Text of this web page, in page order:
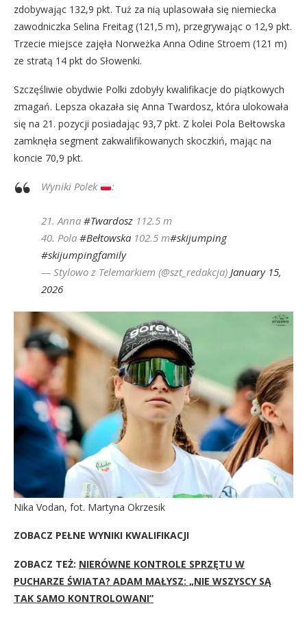
zdobywając 132,9 pkt. Tuż za nią uplasowała się niemiecka
zawodniczka Selina Freitag (121,5 m), przegrywając o 12,9 pkt.
Trzecie miejsce zajęła Norweżka Anna Odine Stroem (121 m)
ze stratą 14 pkt do Słowenki.
Szczęśliwie obydwie Polki zdobyły kwalifikacje do piątkowych
zmagań. Lepsza okazała się Anna Twardosz, która ulokowała
się na 21. pozycji posiadając 93,7 pkt. Z kolei Pola Bełtowska
zamknęła segment zakwalifikowanych skoczkiń, mając na
koncie 70,9 pkt.
Wyniki Polek :
21. Anna #Twardosz 112.5 m
40. Pola #Bełtowska 102.5 m#skijumping
#skijumpingfamily
— Stylowo z Telemarkiem (@szt_redakcja) January 15,
2026
Nika Vodan, fot. Martyna Okrzesik
ZOBACZ PEŁNE WYNIKI KWALIFIKACJI
ZOBACZ TEŻ: NIERÓWNE KONTROLE SPRZĘTU W
PUCHARZE ŚWIATA? ADAM MAŁYSZ: „NIE WSZYSCY SĄ
TAK SAMO KONTROLOWANI”